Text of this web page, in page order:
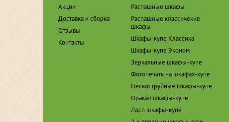
Акции
Доставка и сборка
Отзывы
Контакты
Распашные шкафы
Распашные классичекие
шкафы
Шкафы-купе Классика
Шкафы-купе Эконом
Зеркальные шкафы-купе
Фотопечать на шкафах-купе
Пескоструйные шкафы-купе
Оракал шкафы-купе
Лдсп шкафы-купе